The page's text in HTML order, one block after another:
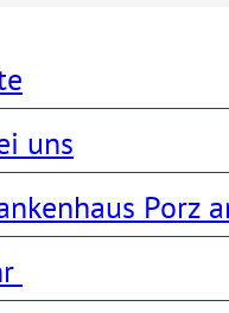
uns
Porz